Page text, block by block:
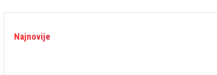
Najnovije